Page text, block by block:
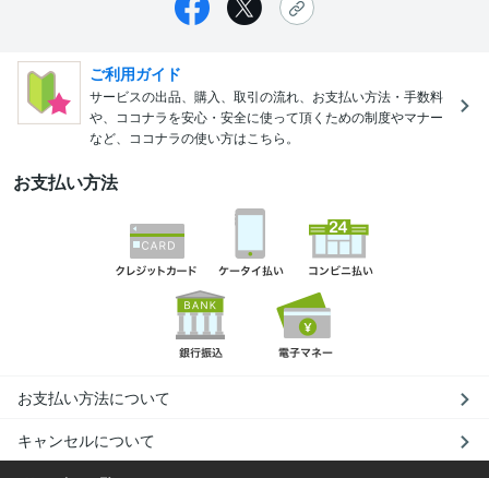
ご利用ガイド
サービスの出品、購入、取引の流れ、お支払い方法・手数料
や、ココナラを安心・安全に使って頂くための制度やマナー
など、ココナラの使い方はこちら。
お支払い方法
お支払い方法について
キャンセルについて